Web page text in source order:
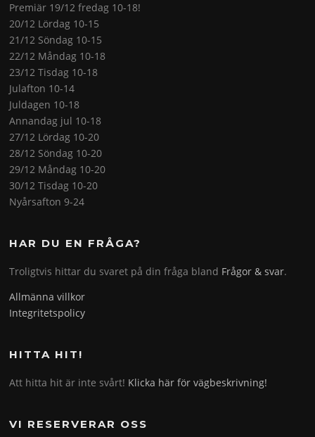
Premiär 19/12 fredag 10-18!
20/12 Lördag 10-15
21/12 Söndag 10-15
22/12 Måndag 10-18
23/12 Tisdag 10-18
Julafton 10-14
Juldagen 10-18
Annandag jul 10-18
27/12 Lördag 10-20
28/12 Söndag 10-20
29/12 Måndag 10-20
30/12 Tisdag 10-20
Nyårsafton 9-24
HAR DU EN FRÅGA?
Troligtvis hittar du svaret på din fråga bland Frågor & svar.
Allmänna villkor
Integritetspolicy
HITTA HIT!
Att hitta hit är inte svårt! Klicka här för vägbeskrivning!
VI RESERVERAR OSS